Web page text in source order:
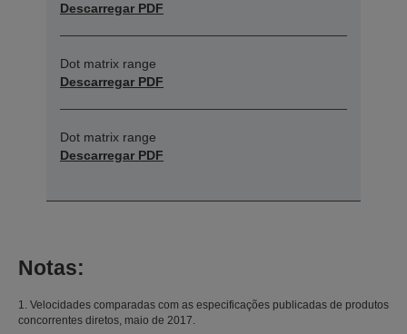
Descarregar PDF
Dot matrix range
Descarregar PDF
Dot matrix range
Descarregar PDF
Notas:
1. Velocidades comparadas com as especificações publicadas de produtos
concorrentes diretos, maio de 2017.